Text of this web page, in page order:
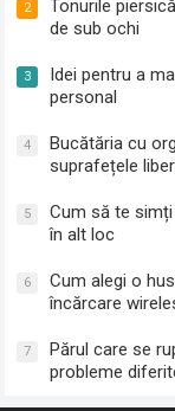
2
Tonurile
de sub ochi
3
Idei pentru a
personal
4
Bucătăria cu
suprafețele
5
Cum să te
în alt loc
6
Cum alegi o
încărcare
7
Părul care se
probleme